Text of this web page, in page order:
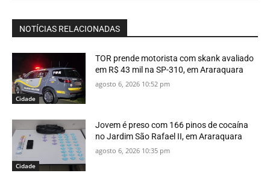
NOTÍCIAS RELACIONADAS
Cidade
TOR prende motorista com skank avaliado
em R$ 43 mil na SP-310, em Araraquara
agosto 6, 2026 10:52 pm
Cidade
Jovem é preso com 166 pinos de cocaína
no Jardim São Rafael II, em Araraquara
agosto 6, 2026 10:35 pm